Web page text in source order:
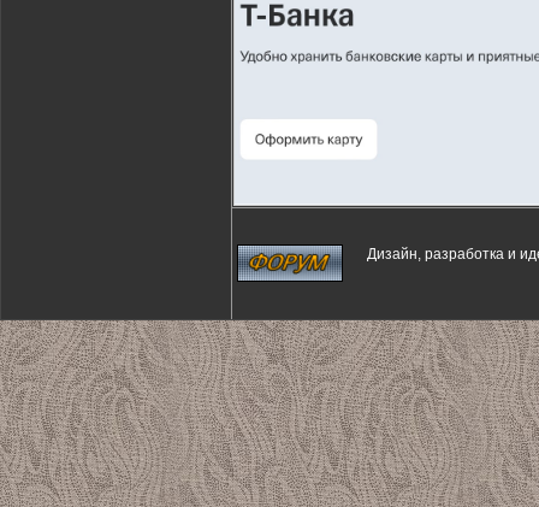
Дизайн, разработка и